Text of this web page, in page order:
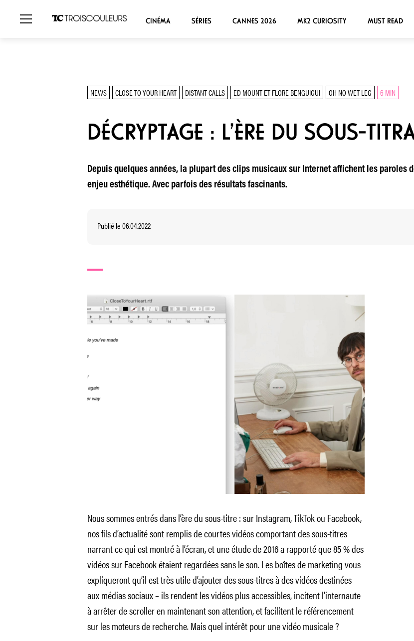
CINÉMA SÉRIES CANNES 2026 MK2 CURIOSITY MUST READ
NEWS CLOSE TO YOUR HEART DISTANT CALLS ED MOUNT ET FLORE BENGUIGUI OH NO WET LEG 6 MIN
DÉCRYPTAGE : L’ÈRE DU SOUS-
Depuis quelques années, la plupart des clips musicaux sur Internet affichent les paroles
enjeu esthétique. Avec parfois des résultats fascinants.
Publié le 06.04.2022
Nous sommes entrés dans l’ère du sous-titre : sur Instagram, TikTok ou Facebook,
nos fils d’actualité sont remplis de courtes vidéos comportant des sous-titres
narrant ce qui est montré à l’écran, et une étude de 2016 a rapporté que 85 % des
vidéos sur Facebook étaient regardées sans le son. Les boîtes de marketing vous
expliqueront qu’il est très utile d’ajouter des sous-titres à des vidéos destinées
aux médias sociaux – ils rendent les vidéos plus accessibles, incitent l’internaute
à arrêter de scroller en maintenant son attention, et facilitent le référencement
sur les moteurs de recherche. Mais quel intérêt pour une vidéo musicale ?